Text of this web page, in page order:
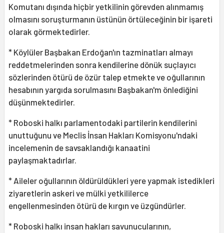
Komutanı dışında hiçbir yetkilinin görevden alınmamış
olmasını soruşturmanın üstünün örtüleceğinin bir işareti
olarak görmektedirler.
* Köylüler Başbakan Erdoğan'ın tazminatları almayı
reddetmelerinden sonra kendilerine dönük suçlayıcı
sözlerinden ötürü de özür talep etmekte ve oğullarının
hesabının yargıda sorulmasını Başbakan'm önlediğini
düşünmektedirler.
* Roboski halkı parlamentodaki partilerin kendilerini
unuttuğunu ve Meclis İnsan Hakları Komisyonu'ndaki
incelemenin de savsaklandığı kanaatini
paylaşmaktadırlar.
* Aileler oğullarının öldürüldükleri yere yapmak istedikleri
ziyaretlerin askeri ve mülki yetkililerce
engellenmesinden ötürü de kırgın ve üzgündürler.
* Roboski halkı insan hakları savunucularının,